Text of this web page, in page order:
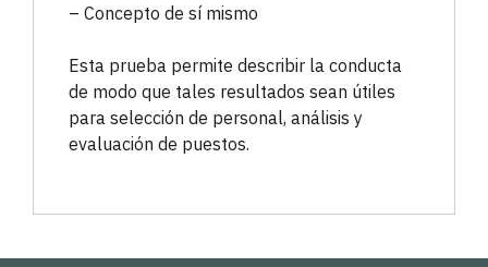
– Concepto de sí mismo
Esta prueba permite describir la conducta
de modo que tales resultados sean útiles
para selección de personal, análisis y
evaluación de puestos.